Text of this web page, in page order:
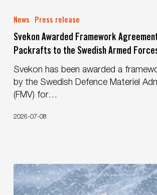
Awarded
Agreement
by
FMV
for
Packrafts
the
News Press release
Svekon Awarded Framework
Packrafts to the Swedish Armed
Svekon has been awarded a
by the Swedish Defence Materiel
(FMV) for…
2026-07-08